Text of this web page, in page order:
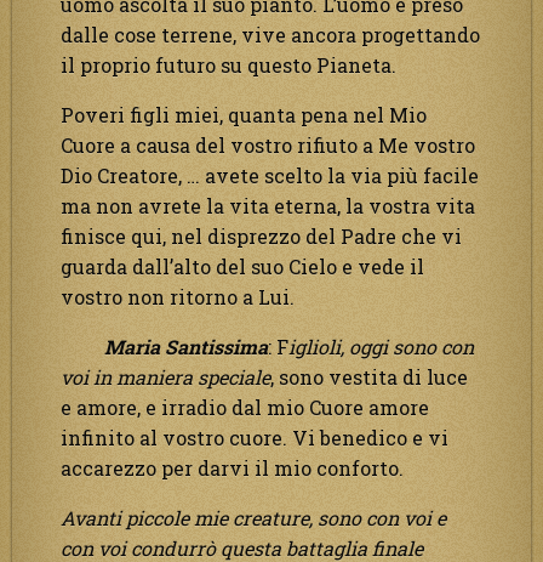
dalle cose terrene, vive ancora progettando
il proprio futuro su questo Pianeta.
Poveri figli miei, quanta pena nel Mio
Cuore a causa del vostro rifiuto a Me vostro
Dio Creatore, … avete scelto la via più facile
ma non avrete la vita eterna, la vostra vita
finisce qui, nel disprezzo del Padre che vi
guarda dall’alto del suo Cielo e vede il
vostro non ritorno a Lui.
Maria Santissima: Figlioli, oggi sono con
voi in maniera speciale, sono vestita di luce
e amore, e irradio dal mio Cuore amore
infinito al vostro cuore. Vi benedico e vi
accarezzo per darvi il mio conforto.
Avanti piccole mie creature, sono con voi e
con voi condurrò questa battaglia finale